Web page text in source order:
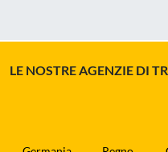
LE NOSTRE AGENZIE DI